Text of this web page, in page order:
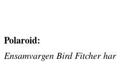
Polaroid:
Ensamvargen Bird Fitcher